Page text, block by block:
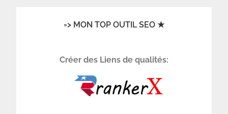
=> MON TOP OUTIL SEO ★
Créer des Liens de qualités: